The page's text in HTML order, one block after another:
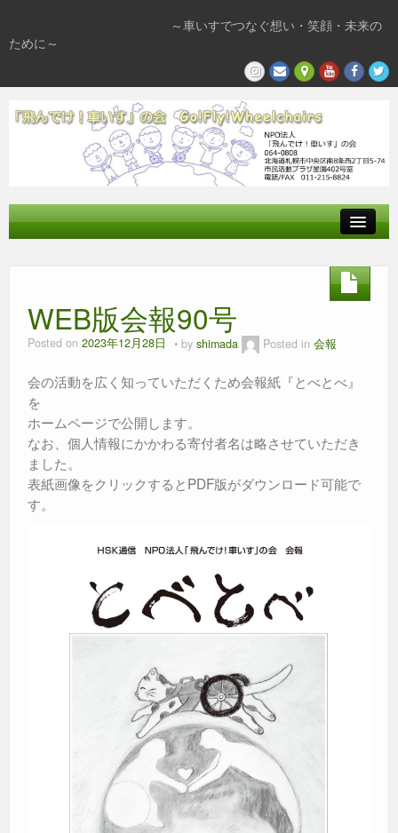
～車いすでつなぐ想い・笑顔・未来の
ために～
私たちの活動
WEB版会報90号
Posted on 2023年12月28日 by shimada Posted in 会報
会の活動を広く知っていただくため会報紙『とべとべ』
を
ホームページで公開します。
なお、個人情報にかかわる寄付者名は略させていただき
ました。
表紙画像をクリックするとPDF版がダウンロード可能で
す。